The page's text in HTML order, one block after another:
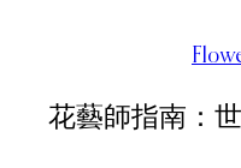
花藝師指南：